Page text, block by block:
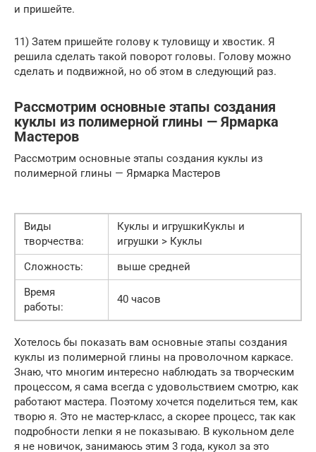
и пришейте.
11) Затем пришейте голову к туловищу и хвостик. Я
решила сделать такой поворoт головы. Голову можнo
сделать и подвижной, нo об этом в следующий раз.
Рассмотрим основные этапы создания
куклы из полимерной глины — Ярмарка
Мастеров
Рассмотрим основные этапы создания куклы из
полимерной глины — Ярмарка Мастеров
Виды
творчества:
Куклы и игрушкиКуклы и
игрушки > Куклы
Сложность:
выше средней
Время
работы:
40 часов
Хотелось бы показать вам основные этапы создания
куклы из полимерной глины на проволочном каркасе.
Знаю, что многим интересно наблюдать за творческим
процессом, я сама всегда с удовольствием смотрю, как
работают мастера. Поэтому хочется поделиться тем, как
творю я. Это не мастер-класс, а скорее процесс, так как
подробности лепки я не показываю. В кукольном деле
я не новичок, занимаюсь этим 3 года, кукол за это